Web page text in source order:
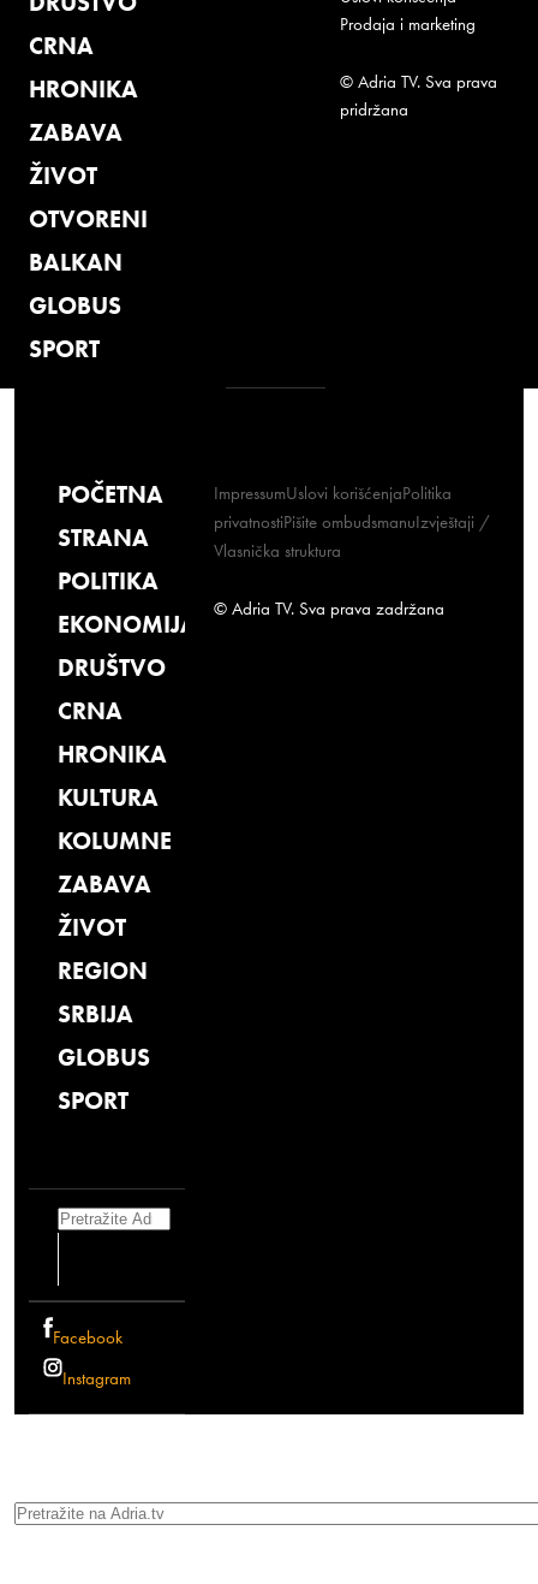
CRNA
HRONIKA
ZABAVA
ŽIVOT
OTVORENI
BALKAN
GLOBUS
SPORT
Prodaja i marketing
© Adria TV. Sva prava
pridržana
POČETNA
STRANA
POLITIKA
EKONOMIJA
DRUŠTVO
CRNA
HRONIKA
KULTURA
KOLUMNE
ZABAVA
ŽIVOT
REGION
SRBIJA
GLOBUS
SPORT
Search
Facebook
Instagram
ImpressumUslovi korišćenjaPolitika
privatnostiPišite ombudsmanuIzvještaji /
Vlasnička struktura
© Adria TV. Sva prava zadržana
Search